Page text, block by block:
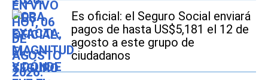
Es oficial: el Seguro Social enviará
pagos de hasta US$5,181 el 12 de
agosto a este grupo de
ciudadanos